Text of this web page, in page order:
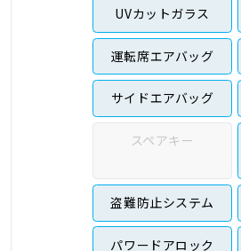
UVカットガラス
運転席エアバッグ
サイドエアバッグ
スペアキー
盗難防止システム
パワードアロック